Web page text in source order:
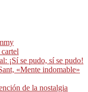
¡Sí se pudo, sí se pudo!
«Mente indomable»
de la nostalgia